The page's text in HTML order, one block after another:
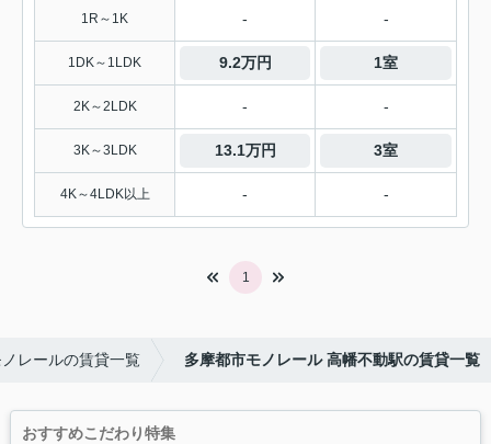
1R～1K - -
1DK～1LDK 9.2万円 1室
2K～2LDK - -
3K～3LDK 13.1万円 3室
4K～4LDK以上 - -
1
レールの賃貸一覧 多摩都市モノレール 高幡不動駅の賃貸一覧
おすすめこだわり特集